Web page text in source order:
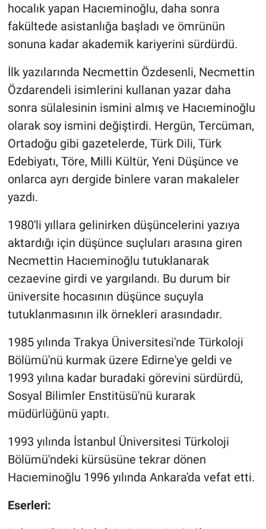
hocalık yapan Hacıeminoğlu, daha sonra
fakültede asistanlığa başladı ve ömrünün
sonuna kadar akademik kariyerini sürdürdü.
İlk yazılarında Necmettin Özdesenli, Necmettin
Özdarendeli isimlerini kullanan yazar daha
sonra sülalesinin ismini almış ve Hacıeminoğlu
olarak soy ismini değiştirdi. Hergün, Tercüman,
Ortadoğu gibi gazetelerde, Türk Dili, Türk
Edebiyatı, Töre, Milli Kültür, Yeni Düşünce ve
onlarca ayrı dergide binlere varan makaleler
yazdı.
1980'li yıllara gelinirken düşüncelerini yazıya
aktardığı için düşünce suçluları arasına giren
Necmettin Hacıeminoğlu tutuklanarak
cezaevine girdi ve yargılandı. Bu durum bir
üniversite hocasının düşünce suçuyla
tutuklanmasının ilk örnekleri arasındadır.
1985 yılında Trakya Üniversitesi'nde Türkoloji
Bölümü'nü kurmak üzere Edirne'ye geldi ve
1993 yılına kadar buradaki görevini sürdürdü,
Sosyal Bilimler Enstitüsü'nü kurarak
müdürlüğünü yaptı.
1993 yılında İstanbul Üniversitesi Türkoloji
Bölümü'ndeki kürsüsüne tekrar dönen
Hacıeminoğlu 1996 yılında Ankara'da vefat etti.
Eserleri: